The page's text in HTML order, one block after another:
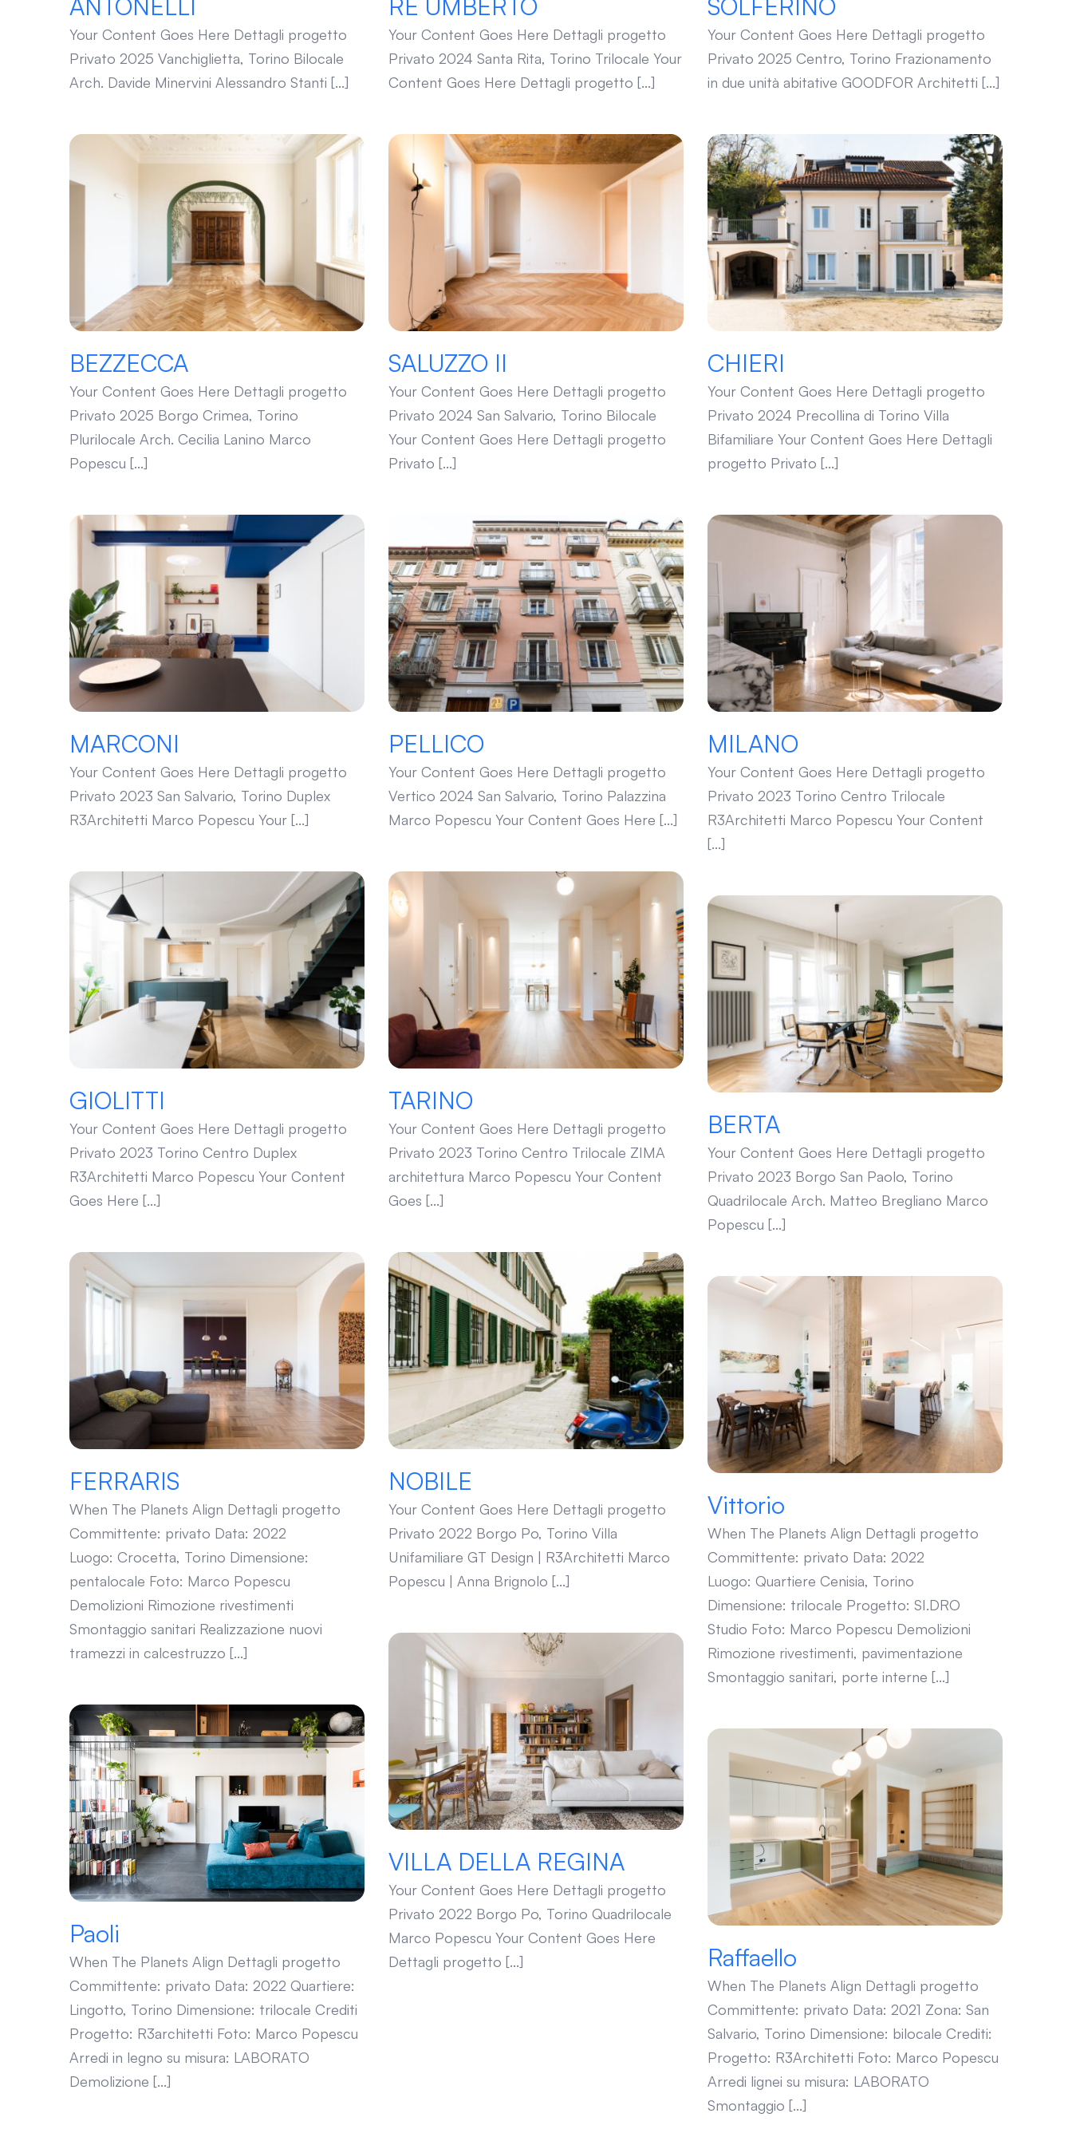
ANTONELLI
Your Content Goes Here Dettagli progetto
Privato 2025 Vanchiglietta, Torino Bilocale
Arch. Davide Minervini Alessandro Stanti [...]
RE UMBERTO
Your Content Goes Here Dettagli progetto
Privato 2024 Santa Rita, Torino Trilocale Your
Content Goes Here Dettagli progetto [...]
SOLFERINO
Your Content Goes Here Dettagli progetto
Privato 2025 Centro, Torino Frazionamento
in due unità abitative GOODFOR Architetti [...]
BEZZECCA
BEZZECCA
Your Content Goes Here Dettagli progetto
Privato 2025 Borgo Crimea, Torino
Plurilocale Arch. Cecilia Lanino Marco
Popescu [...]
SALUZZO II
Your Content Goes Here Dettagli progetto
Privato 2024 San Salvario, Torino Bilocale
Your Content Goes Here Dettagli progetto
Privato [...]
CHIERI
CHIERI
Your Content Goes Here Dettagli progetto
Privato 2024 Precollina di Torino Villa
Bifamiliare Your Content Goes Here Dettagli
progetto Privato [...]
MARCONI
MARCONI
Your Content Goes Here Dettagli progetto
Privato 2023 San Salvario, Torino Duplex
R3Architetti Marco Popescu Your [...]
PELLICO
PELLICO
Your Content Goes Here Dettagli progetto
Vertico 2024 San Salvario, Torino Palazzina
Marco Popescu Your Content Goes Here [...]
MILANO
MILANO
Your Content Goes Here Dettagli progetto
Privato 2023 Torino Centro Trilocale
R3Architetti Marco Popescu Your Content
[...]
GIOLITTI
GIOLITTI
Your Content Goes Here Dettagli progetto
Privato 2023 Torino Centro Duplex
R3Architetti Marco Popescu Your Content
Goes Here [...]
TARINO
TARINO
Your Content Goes Here Dettagli progetto
Privato 2023 Torino Centro Trilocale ZIMA
architettura Marco Popescu Your Content
Goes [...]
BERTA
BERTA
Your Content Goes Here Dettagli progetto
Privato 2023 Borgo San Paolo, Torino
Quadrilocale Arch. Matteo Bregliano Marco
Popescu [...]
FERRARIS
FERRARIS
When The Planets Align Dettagli progetto
Committente: privato Data: 2022
Luogo: Crocetta, Torino Dimensione:
pentalocale Foto: Marco Popescu
Demolizioni Rimozione rivestimenti
Smontaggio sanitari Realizzazione nuovi
tramezzi in calcestruzzo [...]
NOBILE
NOBILE
Your Content Goes Here Dettagli progetto
Privato 2022 Borgo Po, Torino Villa
Unifamiliare GT Design | R3Architetti Marco
Popescu | Anna Brignolo [...]
Vittorio
Vittorio
When The Planets Align Dettagli progetto
Committente: privato Data: 2022
Luogo: Quartiere Cenisia, Torino
Dimensione: trilocale Progetto: SI.DRO
Studio Foto: Marco Popescu Demolizioni
Rimozione rivestimenti, pavimentazione
Smontaggio sanitari, porte interne [...]
VILLA DELLA REGINA
VILLA DELLA REGINA
Your Content Goes Here Dettagli progetto
Privato 2022 Borgo Po, Torino Quadrilocale
Marco Popescu Your Content Goes Here
Dettagli progetto [...]
Paoli
Paoli
When The Planets Align Dettagli progetto
Committente: privato Data: 2022 Quartiere:
Lingotto, Torino Dimensione: trilocale Crediti
Progetto: R3architetti Foto: Marco Popescu
Arredi in legno su misura: LABORATO
Demolizione [...]
Raffaello
Raffaello
When The Planets Align Dettagli progetto
Committente: privato Data: 2021 Zona: San
Salvario, Torino Dimensione: bilocale Crediti:
Progetto: R3Architetti Foto: Marco Popescu
Arredi lignei su misura: LABORATO
Smontaggio [...]